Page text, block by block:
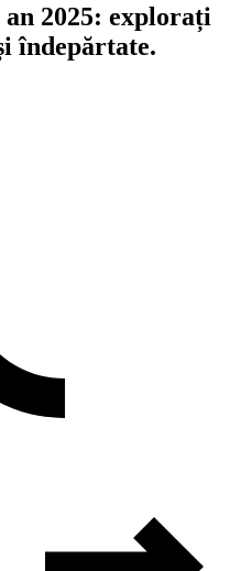
2025: explorați
îndepărtate.